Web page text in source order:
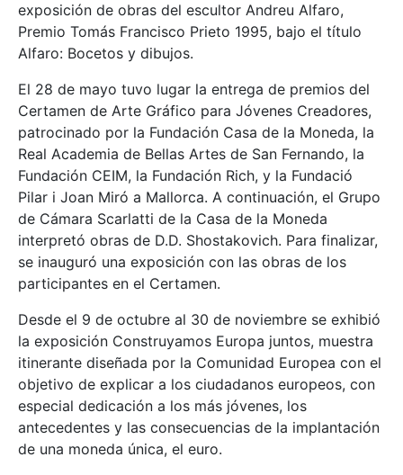
exposición de obras del escultor Andreu Alfaro,
Premio Tomás Francisco Prieto 1995, bajo el título
Alfaro: Bocetos y dibujos.
El 28 de mayo tuvo lugar la entrega de premios del
Certamen de Arte Gráfico para Jóvenes Creadores,
patrocinado por la Fundación Casa de la Moneda, la
Real Academia de Bellas Artes de San Fernando, la
Fundación CEIM, la Fundación Rich, y la Fundació
Pilar i Joan Miró a Mallorca. A continuación, el Grupo
de Cámara Scarlatti de la Casa de la Moneda
interpretó obras de D.D. Shostakovich. Para finalizar,
se inauguró una exposición con las obras de los
participantes en el Certamen.
Desde el 9 de octubre al 30 de noviembre se exhibió
la exposición Construyamos Europa juntos, muestra
itinerante diseñada por la Comunidad Europea con el
objetivo de explicar a los ciudadanos europeos, con
especial dedicación a los más jóvenes, los
antecedentes y las consecuencias de la implantación
de una moneda única, el euro.